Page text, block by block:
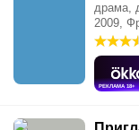
драма,
2009,
РЕКЛАМА 18+